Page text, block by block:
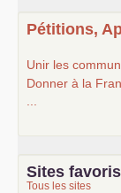
Pétitions,
Unir les
Donner à la
Sites favoris
Tous les sites